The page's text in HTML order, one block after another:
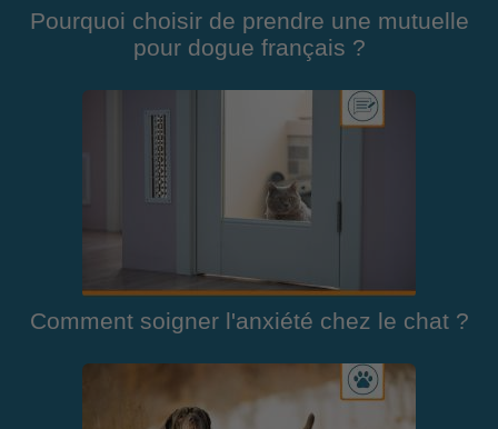
Pourquoi choisir de prendre une mutuelle
pour dogue français ?
Comment soigner l'anxiété chez le chat ?